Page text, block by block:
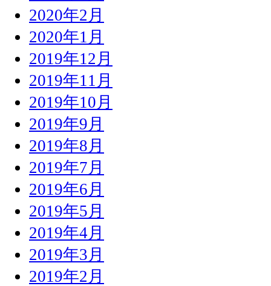
2020年2月
2020年1月
2019年12月
2019年11月
2019年10月
2019年9月
2019年8月
2019年7月
2019年6月
2019年5月
2019年4月
2019年3月
2019年2月